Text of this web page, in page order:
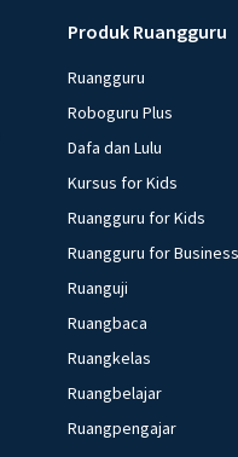
Produk Ruangguru
Ruangguru
Roboguru Plus
Dafa dan Lulu
Kursus for Kids
Ruangguru for Kids
Ruangguru for Business
Ruanguji
Ruangbaca
Ruangkelas
Ruangbelajar
Ruangpengajar